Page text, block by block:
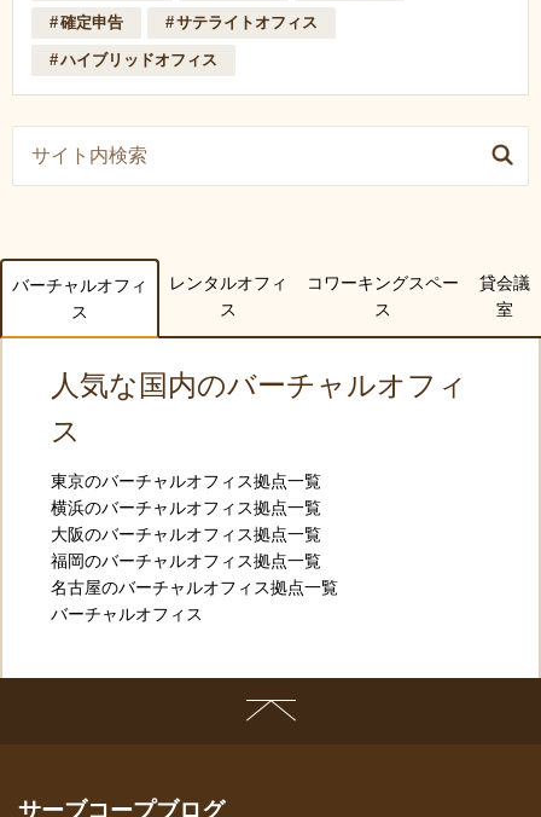
確定申告 サテライトオフィス
ハイブリッドオフィス
バーチャルオフィ
ス
レンタルオフィ
ス
コワーキングスペー
ス
貸会議
室
人気な国内のバーチャルオフィ
ス
東京のバーチャルオフィス拠点一覧
横浜のバーチャルオフィス拠点一覧
大阪のバーチャルオフィス拠点一覧
福岡のバーチャルオフィス拠点一覧
名古屋のバーチャルオフィス拠点一覧
バーチャルオフィス
サーブコープブログ